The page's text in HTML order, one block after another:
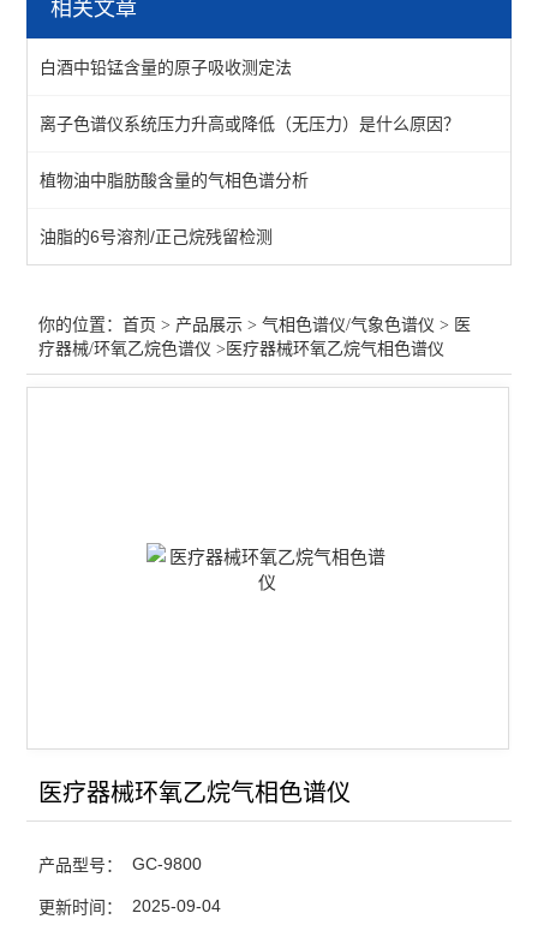
白酒气相色谱仪
微波消解仪
相关文章
白酒中铅锰含量的原子吸收测定法
离子色谱仪系统压力升高或降低（无压力）是什么原因？
植物油中脂肪酸含量的气相色谱分析
油脂的6号溶剂/正己烷残留检测
你的位置：首页 > 产品展示 >气相色谱仪/气象色谱仪 > 医
疗器械/环氧乙烷色谱仪 >医疗器械环氧乙烷气相色谱仪
医疗器械环氧乙烷气相色谱仪
产品型号： GC-9800
更新时间： 2025-09-04